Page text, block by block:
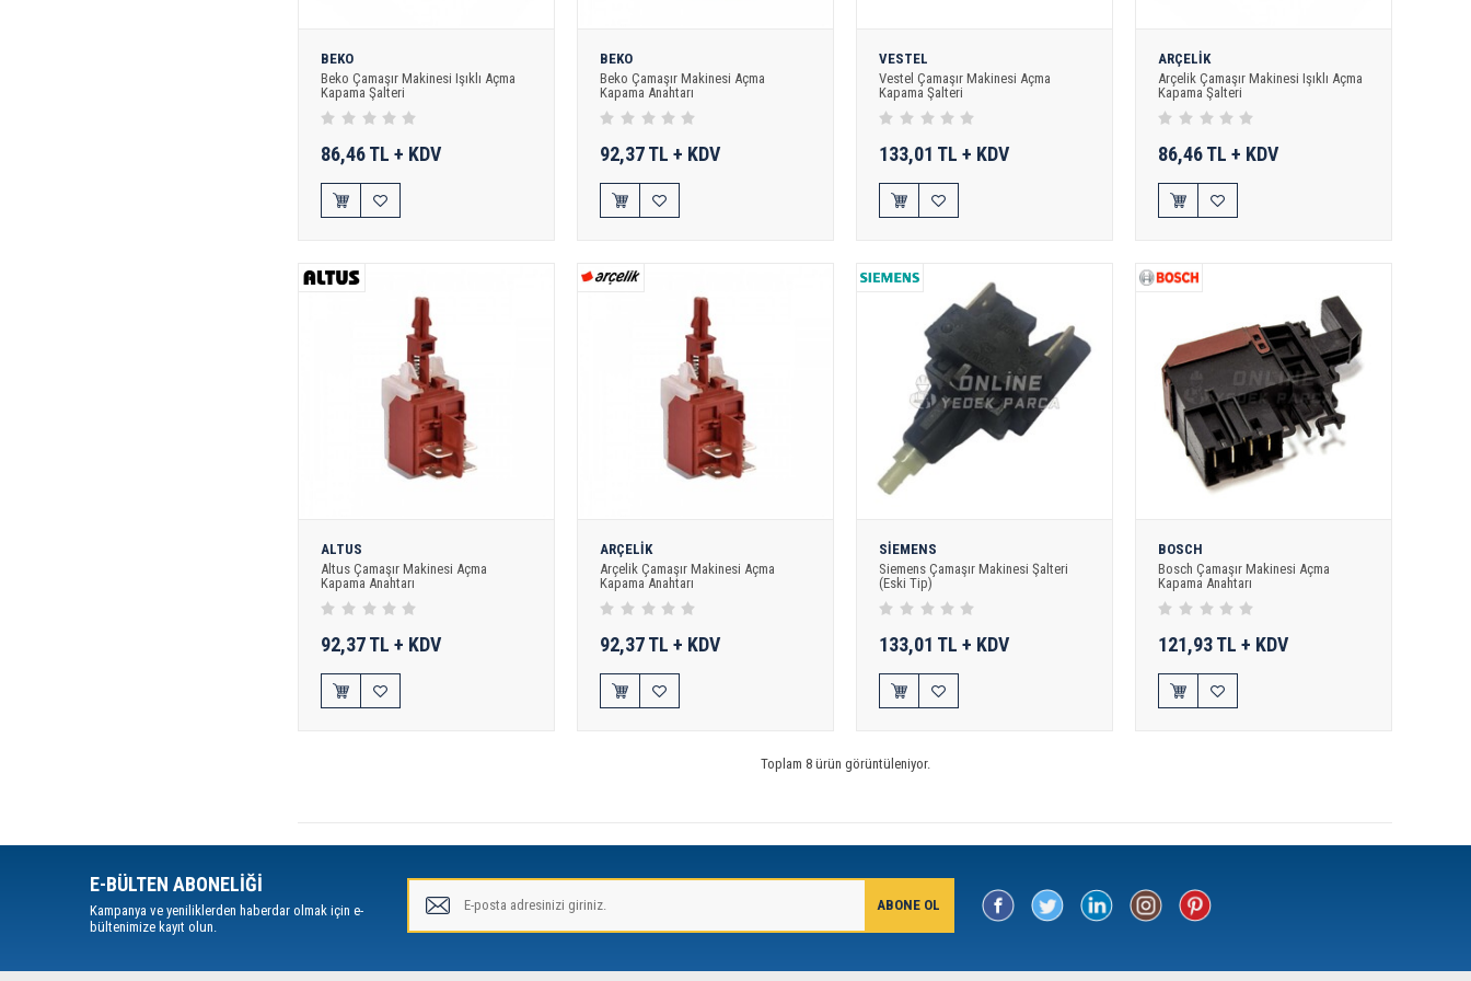
BEKO
Beko Çamaşır Makinesi Işıklı Açma
Kapama Şalteri
86,46 TL + KDV
BEKO
Beko Çamaşır Makinesi Açma
Kapama Anahtarı
92,37 TL + KDV
VESTEL
Vestel Çamaşır Makinesi Açma
Kapama Şalteri
133,01 TL + KDV
ARÇELİK
Arçelik Çamaşır Makinesi Işıklı Açma
Kapama Şalteri
86,46 TL + KDV
ALTUS
Altus Çamaşır Makinesi Açma
Kapama Anahtarı
92,37 TL + KDV
ARÇELİK
Arçelik Çamaşır Makinesi Açma
Kapama Anahtarı
92,37 TL + KDV
SİEMENS
Siemens Çamaşır Makinesi Şalteri
(Eski Tip)
133,01 TL + KDV
BOSCH
Bosch Çamaşır Makinesi Açma
Kapama Anahtarı
121,93 TL + KDV
Toplam 8 ürün görüntüleniyor.
E-BÜLTEN ABONELİĞİ
Kampanya ve yeniliklerden haberdar olmak için e-
bültenimize kayıt olun.